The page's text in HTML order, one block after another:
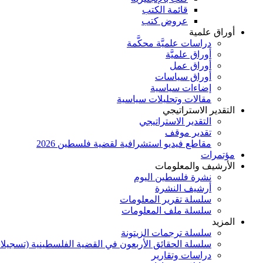
قائمة الكتب
عروض كتب
أوراق علمية
دراسات علميَّة محكَّمة
أوراق علميَّة
أوراق عمل
أوراق سياسات
إضاءات سياسية
مقالات وتحليلات سياسية
التقدير الاستراتيجي
التقدير الاستراتيجي
تقدير موقف
مقاطع فيديو استشرافية لقضية فلسطين 2026
مؤتمرات
الأرشيف والمعلومات
نشرة فلسطين اليوم
أرشيف النشرة
سلسلة تقرير المعلومات
سلسلة ملف المعلومات
المزيد
سلسلة ترجمات الزيتونة
سلسلة الحقائق الأربعون في القضية الفلسطينية
دراسات وتقارير